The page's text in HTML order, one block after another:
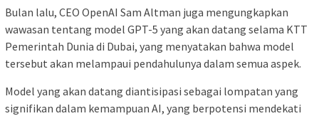
Bulan lalu, CEO OpenAI Sam Altman juga mengungkapkan
wawasan tentang model GPT-5 yang akan datang selama KTT
Pemerintah Dunia di Dubai, yang menyatakan bahwa model
tersebut akan melampaui pendahulunya dalam semua aspek.
Model yang akan datang diantisipasi sebagai lompatan yang
signifikan dalam kemampuan AI, yang berpotensi mendekati